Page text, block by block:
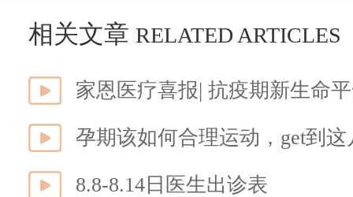
相关文章 RELATED ARTICLES
家恩医疗喜报| 抗疫期新生命
孕期该如何合理运动，get到
8.8-8.14日医生出诊表